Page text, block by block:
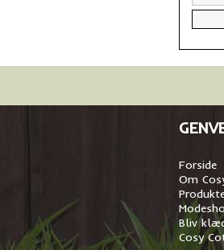
Forside
Om
Bliv
Cosy